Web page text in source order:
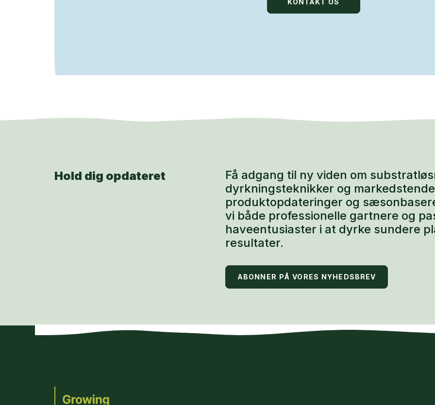
Hold dig opdateret
Få adgang til ny viden om
dyrkningsteknikker og
produktopdateringer og
vi både professionelle gartnere og
haveentusiaster i at dyrke sundere
resultater.
ABONNER PÅ VORES NYHEDSBREV